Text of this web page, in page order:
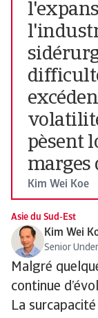
pèsent
marges
Kim Wei Koe
Asie du Sud-Est
Kim Wei
Senior
Malgré
continue
La